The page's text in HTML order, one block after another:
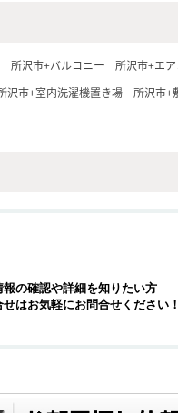
所沢市+バルコニー
所沢市+エ
沢市+室内洗濯機置き場
所沢市+
報の確認や詳細を知りたい方
せはお気軽にお問合せください！